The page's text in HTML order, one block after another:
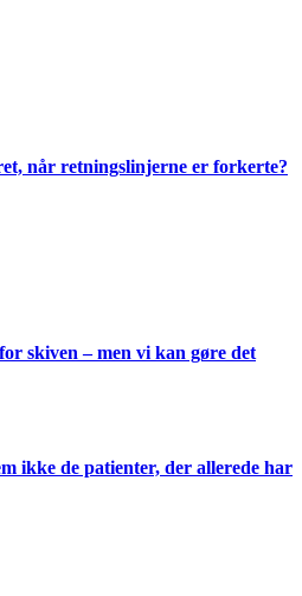
når retningslinjerne er forkerte?
skiven – men vi kan gøre det
ikke de patienter, der allerede har